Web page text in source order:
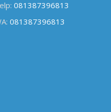
081387396813
081387396813